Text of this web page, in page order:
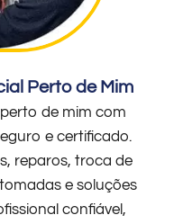
Perto de Mim
de mim com
e certificado.
reparos, troca de
e soluções
confiável,